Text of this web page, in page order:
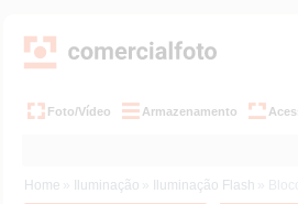
Foto/Vídeo Armazenamento
Home » Iluminação » Iluminação Flash »